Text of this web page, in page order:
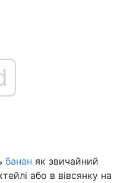
банан як звичайний
або в вівсянку на